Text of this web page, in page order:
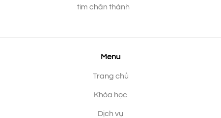
tim chân thành
Menu
Trang chủ
Khóa học
Dịch vụ